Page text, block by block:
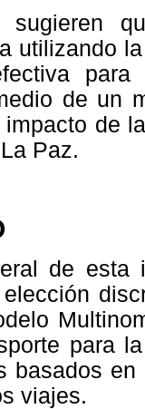
sugieren
utilizando
de un
de
Paz.
de esta
para
basados
viajes.